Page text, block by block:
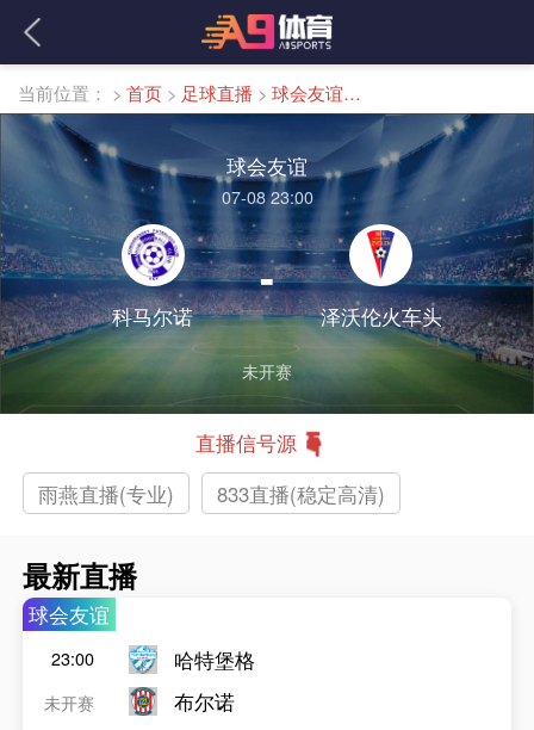
当前位置： > 首页 > 足球直播 > 球会友谊直播
球会友谊
07-08 23:00
科马尔诺
-
泽沃伦火车头
未开赛
直播信号源
雨燕直播(专业)
833直播(稳定高清)
最新直播
球会友谊
23:00
未开赛
哈特堡格
布尔诺